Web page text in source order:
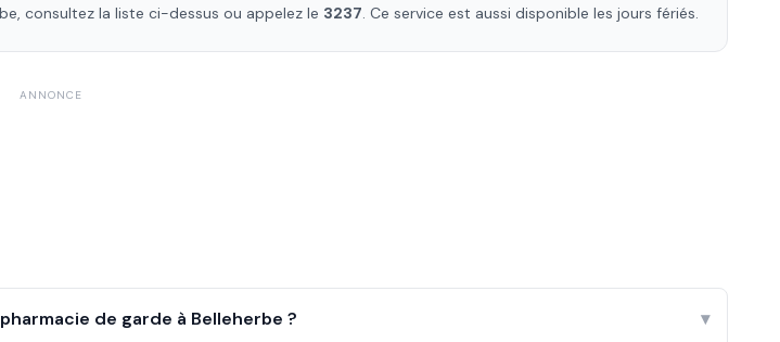
, consultez la liste ci-dessus ou appelez le 3237. Ce service est aussi disponible les jours fériés.
ANNONCE
de garde à Belleherbe ? ▾